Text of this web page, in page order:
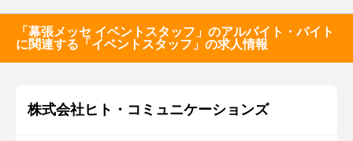
「幕張メッセ イベントスタッフ」のアルバイト・バイト
に関連する「イベントスタッフ」の求人情報
株式会社ヒト・コミュニケーションズ